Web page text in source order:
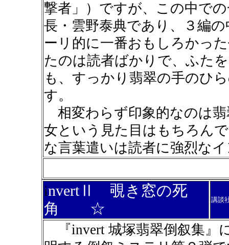
撃者」）ですが、この中で
長・雲野泰典であり、３編
ーリ的に一番おもしろかっ
たのは読者ばかりで、ふた
も、すっかり翡翠の手のひ
す。
相変わらず印象的なのは
女という見た目はもちろん
な言葉遣いは読者に強烈な
invertⅡ 覗き窓の死
角 ☆
講談
『invert 城塚翡翠倒叙集』